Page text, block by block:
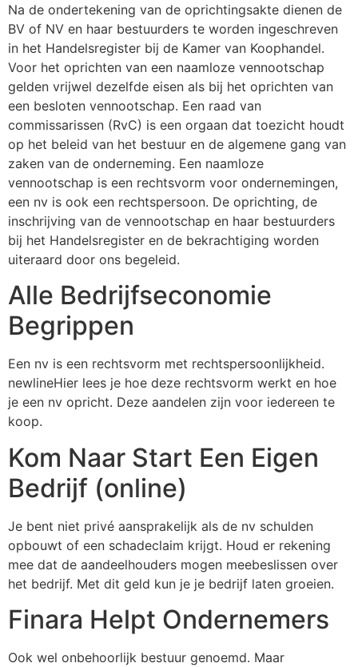
Na de ondertekening van de oprichtingsakte dienen de
BV of NV en haar bestuurders te worden ingeschreven
in het Handelsregister bij de Kamer van Koophandel.
Voor het oprichten van een naamloze vennootschap
gelden vrijwel dezelfde eisen als bij het oprichten van
een besloten vennootschap. Een raad van
commissarissen (RvC) is een orgaan dat toezicht houdt
op het beleid van het bestuur en de algemene gang van
zaken van de onderneming. Een naamloze
vennootschap is een rechtsvorm voor ondernemingen,
een nv is ook een rechtspersoon. De oprichting, de
inschrijving van de vennootschap en haar bestuurders
bij het Handelsregister en de bekrachtiging worden
uiteraard door ons begeleid.
Alle Bedrijfseconomie
Begrippen
Een nv is een rechtsvorm met rechtspersoonlijkheid.
newlineHier lees je hoe deze rechtsvorm werkt en hoe
je een nv opricht. Deze aandelen zijn voor iedereen te
koop.
Kom Naar Start Een Eigen
Bedrijf (online)
Je bent niet privé aansprakelijk als de nv schulden
opbouwt of een schadeclaim krijgt. Houd er rekening
mee dat de aandeelhouders mogen meebeslissen over
het bedrijf. Met dit geld kun je je bedrijf laten groeien.
Finara Helpt Ondernemers
Ook wel onbehoorlijk bestuur genoemd. Maar